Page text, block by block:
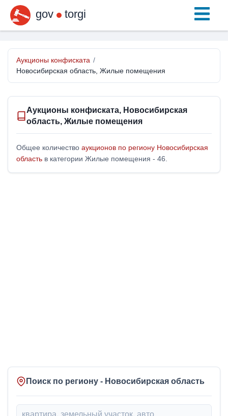
gov torgi
Аукционы конфиската /
Новосибирская область, Жилые помещения
Аукционы конфиската, Новосибирская
область, Жилые помещения
Общее количество аукционов по региону Новосибирская
область в категории Жилые помещения - 46.
Поиск по региону - Новосибирская область